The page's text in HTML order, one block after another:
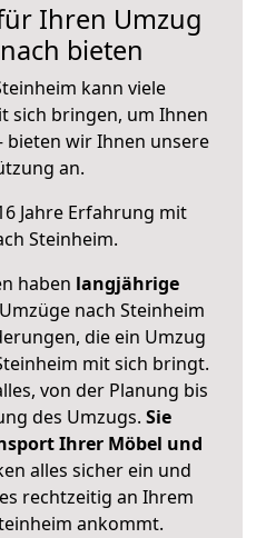
Ihren Umzug
bieten
kann viele
sich bringen, um Ihnen
bieten wir Ihnen unsere
an.
Jahre Erfahrung mit
Steinheim.
haben langjährige
nach Steinheim
die ein Umzug
mit sich bringt.
von der Planung bis
des Umzugs. Sie
Ihrer Möbel und
alles sicher ein und
rechtzeitig an Ihrem
ankommt.